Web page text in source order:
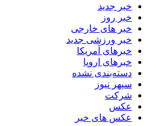
خبر جدید
خبر روز
خبر های خارجی
خبر ورزشی جدید
خبرهای آمریکا
خبرهای اروپا
دسته‌بندی نشده
سپهر نیوز
شرکت
عکس
عکس های خبر